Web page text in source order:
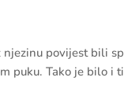
povijest bili
puku. Tako je bilo i